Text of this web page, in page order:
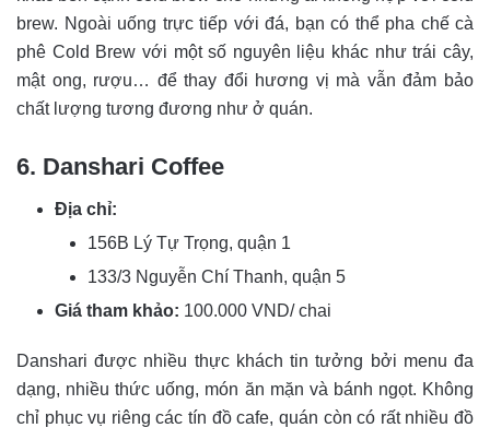
brew. Ngoài uống trực tiếp với đá, bạn có thể pha chế cà
phê Cold Brew với một số nguyên liệu khác như trái cây,
mật ong, rượu… để thay đổi hương vị mà vẫn đảm bảo
chất lượng tương đương như ở quán.
6. Danshari Coffee
Địa chỉ:
156B Lý Tự Trọng, quận 1
133/3 Nguyễn Chí Thanh, quận 5
Giá tham khảo: 100.000 VND/ chai
Danshari được nhiều thực khách tin tưởng bởi menu đa
dạng, nhiều thức uống, món ăn mặn và bánh ngọt. Không
chỉ phục vụ riêng các tín đồ cafe, quán còn có rất nhiều đồ